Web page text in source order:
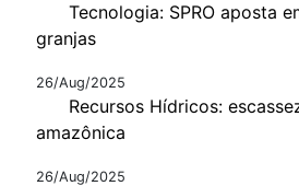
Tecnologia: SPRO aposta
granjas
26/Aug/2025
Recursos Hídricos:
amazônica
26/Aug/2025